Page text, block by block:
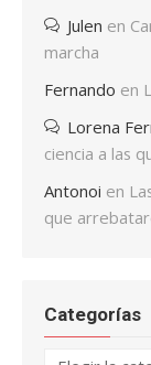
Julen en
marcha
Fernando en
Lorena
ciencia a las
Antonoi en
que
Categorías
Categorías